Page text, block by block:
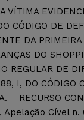
VÍTIMA
CÓDIGO DE
DA PRIMEIRA
DO
REGULAR DE
I, DO CÓDIGO
RECURSO
Apelação Cível